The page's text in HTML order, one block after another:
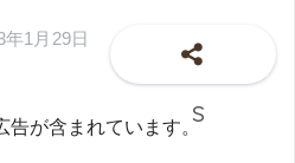
年1月29日
告が含まれています。